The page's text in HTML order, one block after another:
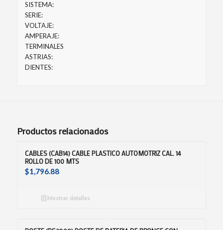
SISTEMA:
SERIE:
VOLTAJE:
AMPERAJE:
TERMINALES
ASTRIAS:
DIENTES:
Productos relacionados
CABLES (CAB14) CABLE PLASTICO AUTOMOTRIZ CAL. 14
ROLLO DE 100 MTS
$1,796.88
Mostrar detalles